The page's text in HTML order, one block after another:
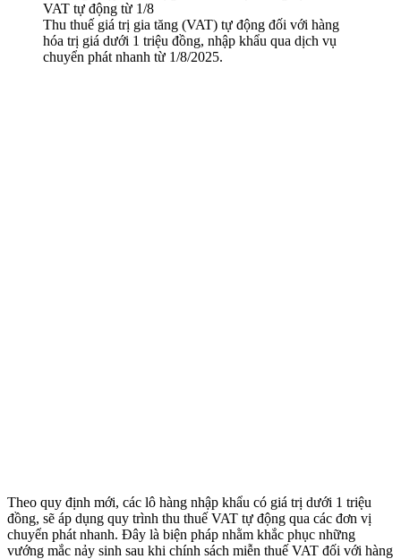
Thu thuế giá trị gia tăng (VAT) tự động đối với hàng
hóa trị giá dưới 1 triệu đồng, nhập khẩu qua dịch vụ
chuyển phát nhanh từ 1/8/2025.
Theo quy định mới, các lô hàng nhập khẩu có giá trị dưới 1 triệu
đồng, sẽ áp dụng quy trình thu thuế VAT tự động qua các đơn vị
chuyển phát nhanh. Đây là biện pháp nhằm khắc phục những
vướng mắc nảy sinh sau khi chính sách miễn thuế VAT đối với hàng